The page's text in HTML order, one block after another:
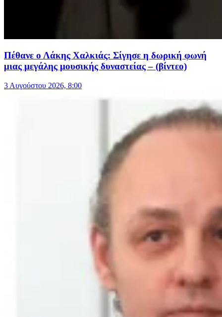
Πέθανε ο Λάκης Χαλκιάς: Σίγησε η δωρική φωνή
μιας μεγάλης μουσικής δυναστείας – (βίντεο)
3 Αυγούστου 2026, 8:00